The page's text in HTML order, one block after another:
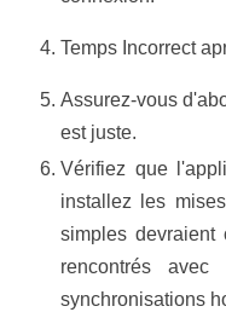
Temps Incorrect
Assurez-vous
est juste.
Vérifiez que
installez les
simples devraient
rencontrés
synchronisations